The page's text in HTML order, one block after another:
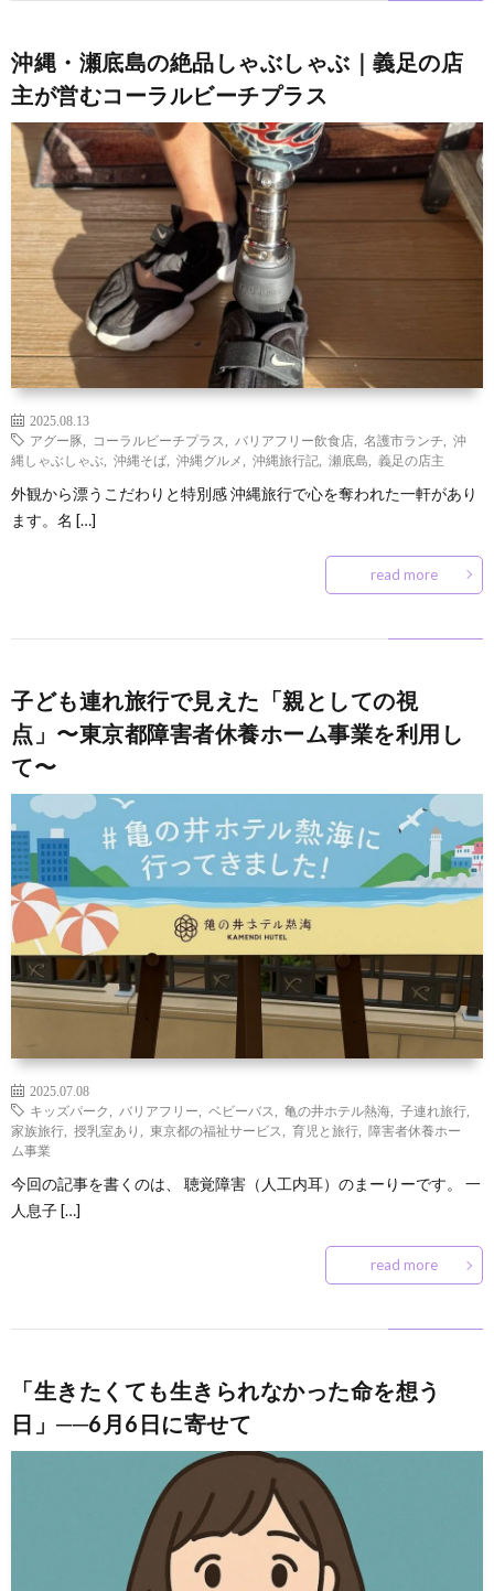
沖縄・瀬底島の絶品しゃぶしゃぶ｜義足の店
主が営むコーラルビーチプラス
2025.08.13
アグー豚
コーラルビーチプラス バリアフリー飲食店 名護市ランチ
沖
縄しゃぶしゃぶ
沖縄そば 沖縄グルメ 沖縄旅行記 瀬底島 義足の店主
外観から漂うこだわりと特別感 沖縄旅行で心を奪われた一軒があり
ます。名 […]
read more
子ども連れ旅行で見えた「親としての視
点」〜東京都障害者休養ホーム事業を利用し
て〜
2025.07.08
キッズパーク
バリアフリー ベビーバス 亀の井ホテル熱海 子連れ旅行
家族旅行
授乳室あり 東京都の福祉サービス 育児と旅行
障害者休養ホー
ム事業
今回の記事を書くのは、 聴覚障害（人工内耳）のまーりーです。 一
人息子 […]
read more
「生きたくても生きられなかった命を想う
日」──6月6日に寄せて